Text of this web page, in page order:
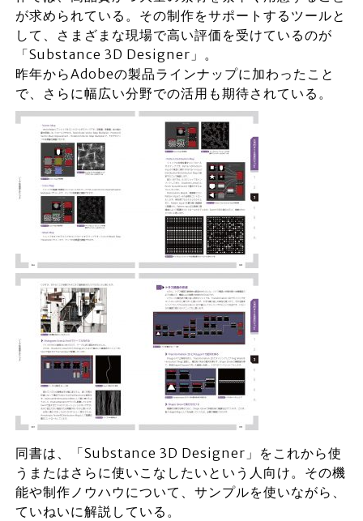
が求められている。その制作をサポートするツールと
して、さまざまな現場で高い評価を受けているのが
「Substance 3D Designer」。
昨年からAdobeの製品ラインナップに加わったこと
で、さらに幅広い分野での活用も期待されている。
同書は、「Substance 3D Designer」をこれから使
うまたはさらに使いこなしたいという人向け。その機
能や制作ノウハウについて、サンプルを使いながら、
ていねいに解説している。